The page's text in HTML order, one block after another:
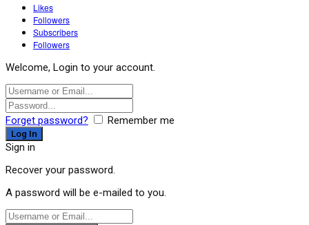
Likes
Followers
Subscribers
Followers
Welcome, Login to your account.
Forget password? Remember me
Sign in
Recover your password.
A password will be e-mailed to you.